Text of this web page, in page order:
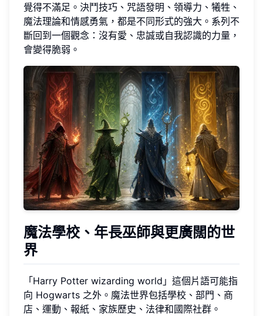
覺得不滿足。決鬥技巧、咒語發明、領導力、犧牲、
魔法理論和情感勇氣，都是不同形式的強大。系列不
斷回到一個觀念：沒有愛、忠誠或自我認識的力量，
會變得脆弱。
魔法學校、年長巫師與更廣闊的世
界
「Harry Potter wizarding world」這個片語可能指
向 Hogwarts 之外。魔法世界包括學校、部門、商
店、運動、報紙、家族歷史、法律和國際社群。